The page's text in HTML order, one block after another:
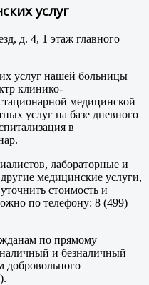
услуг
д. 4, 1 этаж главного
услуг нашей больницы
клинико-
медицинской
услуг на базе дневного
в
лабораторные и
медицинские услуги,
стоимость и
по телефону: 8 (499)
по прямому
и безналичный
добровольного